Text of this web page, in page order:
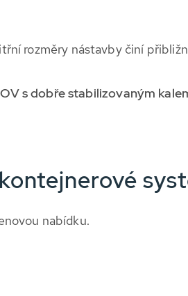
rozměry nástavby činí
s dobře stabilizovaným
nabídku.